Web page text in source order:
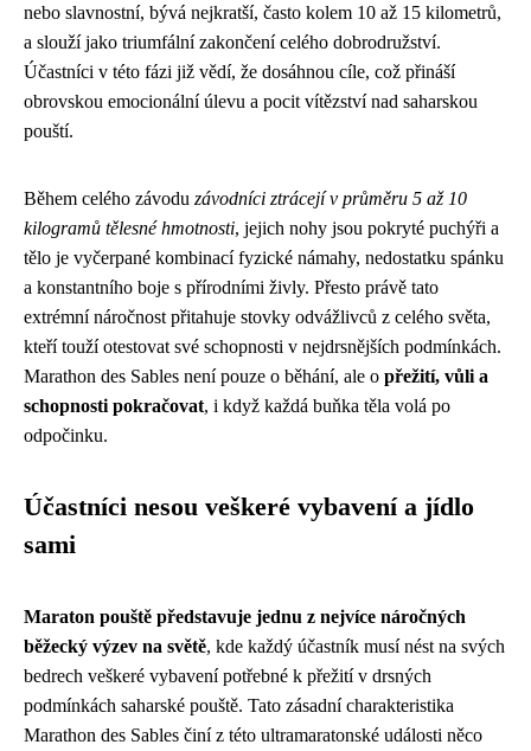
nebo slavnostní, bývá nejkratší, často kolem 10 až 15 kilometrů,
a slouží jako triumfální zakončení celého dobrodružství.
Účastníci v této fázi již vědí, že dosáhnou cíle, což přináší
obrovskou emocionální úlevu a pocit vítězství nad saharskou
pouští.
Během celého závodu závodníci ztrácejí v průměru 5 až 10
kilogramů tělesné hmotnosti, jejich nohy jsou pokryté puchýři a
tělo je vyčerpané kombinací fyzické námahy, nedostatku spánku
a konstantního boje s přírodními živly. Přesto právě tato
extrémní náročnost přitahuje stovky odvážlivců z celého světa,
kteří touží otestovat své schopnosti v nejdrsnějších podmínkách.
Marathon des Sables není pouze o běhání, ale o přežití, vůli a
schopnosti pokračovat, i když každá buňka těla volá po
odpočinku.
Účastníci nesou veškeré vybavení a jídlo
sami
Maraton pouště představuje jednu z nejvíce náročných
běžecký výzev na světě, kde každý účastník musí nést na svých
bedrech veškeré vybavení potřebné k přežití v drsných
podmínkách saharské pouště. Tato zásadní charakteristika
Marathon des Sables činí z této ultramaratonské události něco